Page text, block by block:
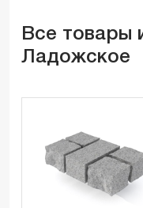
Все товары
Ладожское